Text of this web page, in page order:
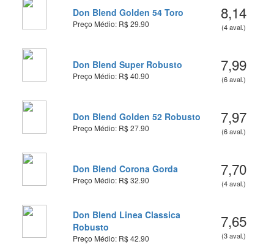
Don Blend Golden 54 Toro
Preço Médio: R$ 29.90
8,14
(4 aval.)
Don Blend Super Robusto
Preço Médio: R$ 40.90
7,99
(6 aval.)
Don Blend Golden 52 Robusto
Preço Médio: R$ 27.90
7,97
(6 aval.)
Don Blend Corona Gorda
Preço Médio: R$ 32.90
7,70
(4 aval.)
Don Blend Linea Classica
Robusto
Preço Médio: R$ 42.90
7,65
(3 aval.)